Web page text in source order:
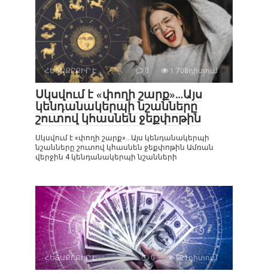
ՀԵՏԱՔՐՔԻՐ Է 0 1 708դիտում
Սկսվում է «փողի շարք»…Այս
կենդանակերպի նշանները
շուտով կհասնեն ջեքփոթին
Սկսվում է «փողի շարք»…Այս կենդանակերպի
նշանները շուտով կհասնեն ջեքփոթին Ամռան
վերջին 4 կենդանակերպի նշանների
ՀԵՏԱՔՐՔԻՐ Է 0 821դիտում